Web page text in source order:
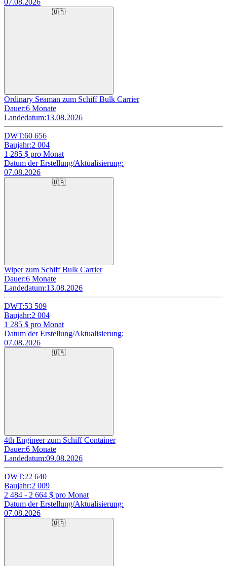
🇺🇦
Ordinary Seaman zum Schiff Bulk Carrier
Dauer:6 Monate
Landedatum:13.08.2026
DWT:60 656
Baujahr:2 004
1 285 $ pro Monat
Datum der Erstellung/Aktualisierung:
07.08.2026
🇺🇦
Wiper zum Schiff Bulk Carrier
Dauer:6 Monate
Landedatum:13.08.2026
DWT:53 509
Baujahr:2 004
1 285 $ pro Monat
Datum der Erstellung/Aktualisierung:
07.08.2026
🇺🇦
4th Engineer zum Schiff Container
Dauer:6 Monate
Landedatum:09.08.2026
DWT:22 640
Baujahr:2 009
2 484 - 2 664 $ pro Monat
Datum der Erstellung/Aktualisierung:
07.08.2026
🇺🇦